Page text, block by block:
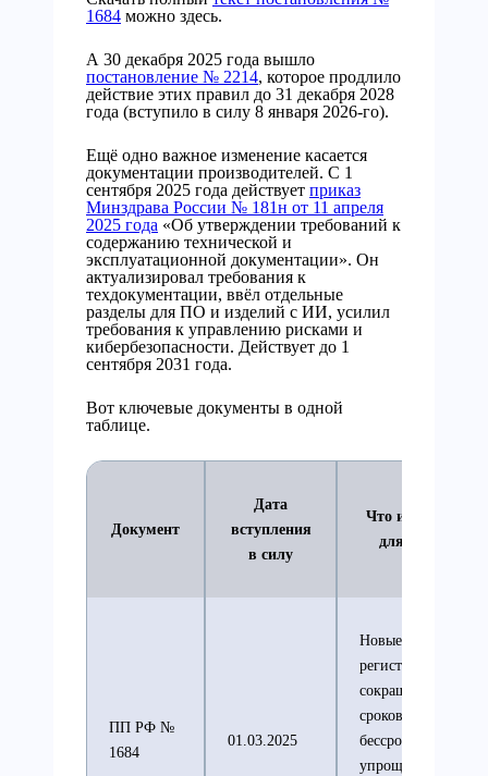
1684 можно здесь.
А 30 декабря 2025 года вышло
постановление № 2214, которое продлило
действие этих правил до 31 декабря 2028
года (вступило в силу 8 января 2026-го).
Ещё одно важное изменение касается
документации производителей. С 1
сентября 2025 года действует приказ
Минздрава России № 181н от 11 апреля
2025 года «Об утверждении требований к
содержанию технической и
эксплуатационной документации». Он
актуализировал требования к
техдокументации, ввёл отдельные
разделы для ПО и изделий с ИИ, усилил
требования к управлению рисками и
кибербезопасности. Действует до 1
сентября 2031 года.
Вот ключевые документы в одной
таблице.
Документ
Дата
вступления
в силу
Что изменилось
для отрасли
ПП РФ №
1684
01.03.2025
Новые правила
регистрации,
сокращение
сроков,
бессрочные РУ,
упрощённая